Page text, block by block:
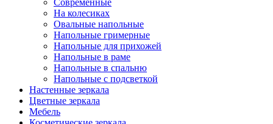
Современные
На колесиках
Овальные напольные
Напольные гримерные
Напольные для прихожей
Напольные в раме
Напольные в спальню
Напольные с подсветкой
Настенные зеркала
Цветные зеркала
Мебель